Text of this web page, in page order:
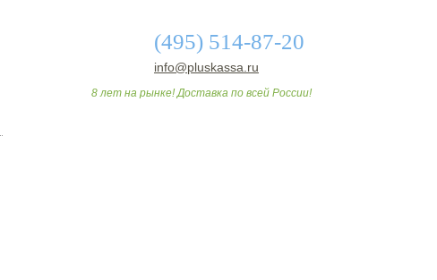
(495) 514-87-20
info@pluskassa.ru
8 лет на рынке! Доставка по всей России!